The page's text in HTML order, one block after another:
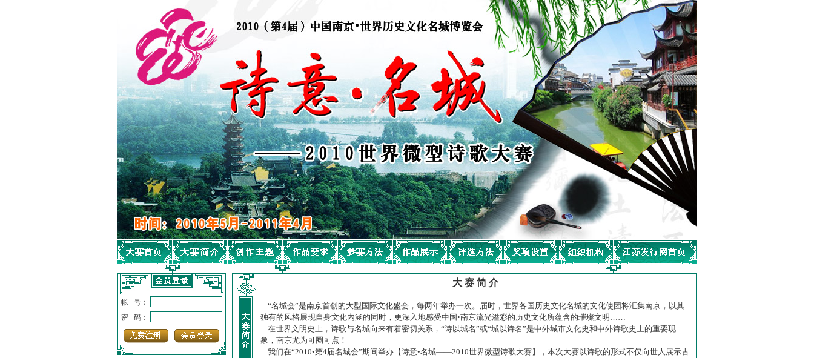
帐 号：
密 码：
大 赛 简 介
“名城会”是南京首创的大型国际文化盛会，每两年举办一次。届时，世界各国历史文化名城的文化使团将汇集南京，以其
独有的风格展现自身文化内涵的同时，更深入地感受中国•南京流光溢彩的历史文化所蕴含的璀璨文明……
在世界文明史上，诗歌与名城向来有着密切关系，“诗以城名”或“城以诗名”是中外城市文化史和中外诗歌史上的重要现
象，南京尤为可圈可点！
我们在“2010•第4届名城会”期间举办【诗意•名城——2010世界微型诗歌大赛】，本次大赛以诗歌的形式不仅向世人展示古